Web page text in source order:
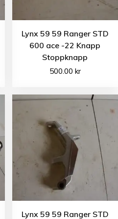
Lynx 59 59 Ranger STD
600 ace -22 Knapp
Stoppknapp
500.00 kr
Lynx 59 59 Ranger STD